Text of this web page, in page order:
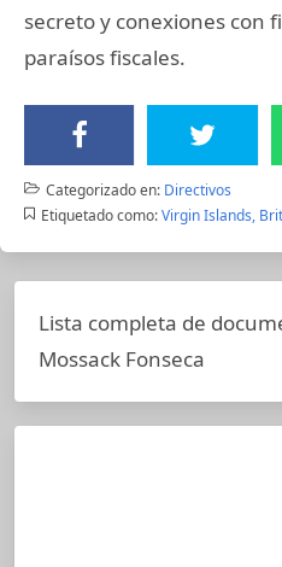
secreto y conexiones con
paraísos fiscales.
Categorizado en: Directivos
Etiquetado como: Virgin Islands,
Lista completa de
Mossack Fonseca